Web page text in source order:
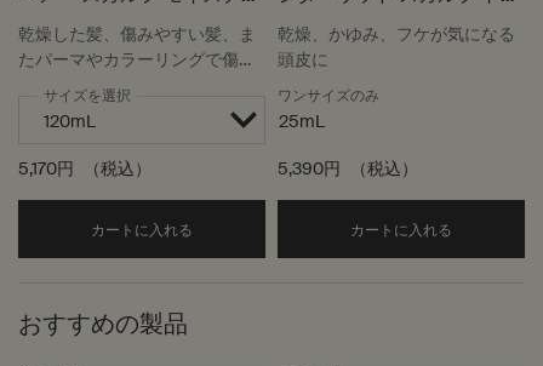
ー マスク
乾燥した髪、傷みやすい髪、ま
たパーマやカラーリングで傷ん
だ髪にサイズを選択
5,170円 （税込）
カートに入れる Add the ヘアー スカルプ モイスチャー マス
ートメント
乾燥、かゆみ、フケが気になる
頭皮に
ワンサイズのみ
25mL
5,390円 （税込）
カートに入れる
おすすめの製品